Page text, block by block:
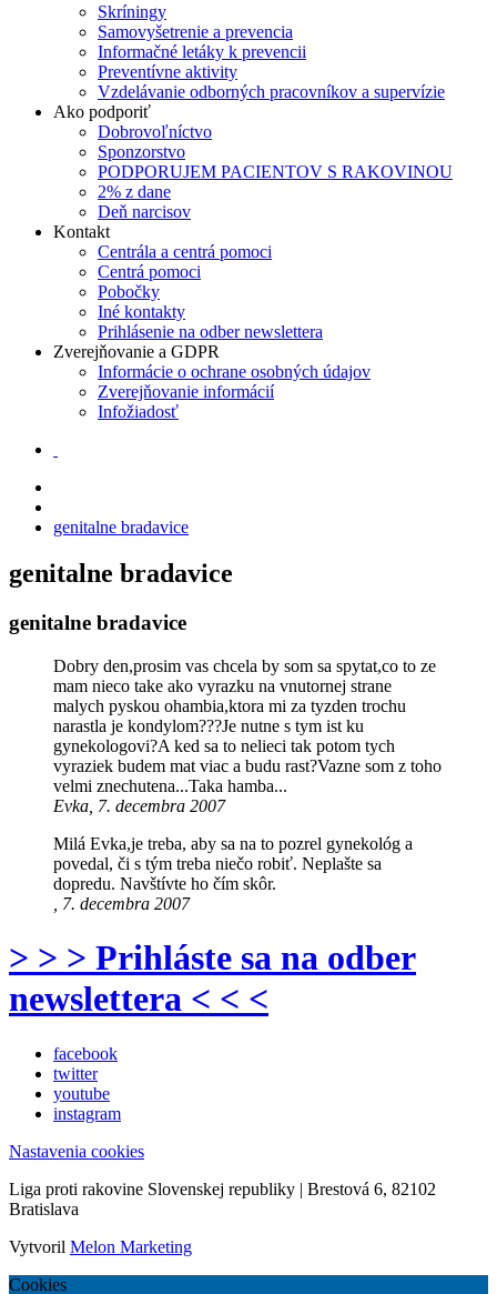
Skríningy
Samovyšetrenie a prevencia
Informačné letáky k prevencii
Preventívne aktivity
Vzdelávanie odborných pracovníkov a supervízie
Ako podporiť
Dobrovoľníctvo
Sponzorstvo
PODPORUJEM PACIENTOV S RAKOVINOU
2% z dane
Deň narcisov
Kontakt
Centrála a centrá pomoci
Centrá pomoci
Pobočky
Iné kontakty
Prihlásenie na odber newslettera
Zverejňovanie a GDPR
Informácie o ochrane osobných údajov
Zverejňovanie informácií
Infožiadosť
genitalne bradavice
genitalne bradavice
genitalne bradavice
Dobry den,prosim vas chcela by som sa spytat,co to ze
mam nieco take ako vyrazku na vnutornej strane
malych pyskou ohambia,ktora mi za tyzden trochu
narastla je kondylom???Je nutne s tym ist ku
gynekologovi?A ked sa to nelieci tak potom tych
vyraziek budem mat viac a budu rast?Vazne som z toho
velmi znechutena...Taka hamba...
Evka, 7. decembra 2007
Milá Evka,je treba, aby sa na to pozrel gynekológ a
povedal, či s tým treba niečo robiť. Neplašte sa
dopredu. Navštívte ho čím skôr.
, 7. decembra 2007
> > > Prihláste sa na odber
newslettera < < <
facebook
twitter
youtube
instagram
Nastavenia cookies
Liga proti rakovine Slovenskej republiky | Brestová 6, 82102
Bratislava
Vytvoril Melon Marketing
Cookies